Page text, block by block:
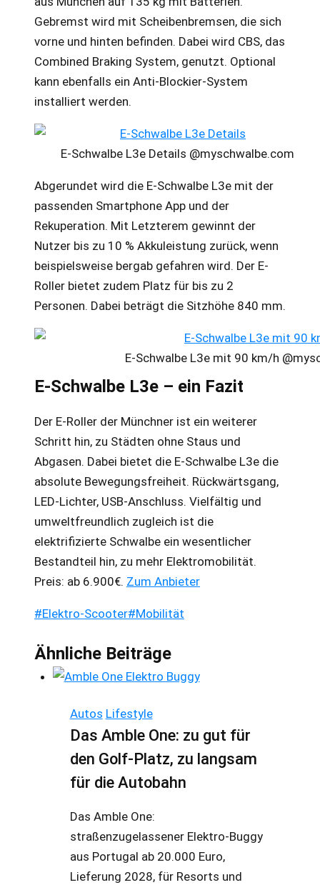
Gebremst wird mit Scheibenbremsen, die sich
vorne und hinten befinden. Dabei wird CBS, das
Combined Braking System, genutzt. Optional
kann ebenfalls ein Anti-Blockier-System
installiert werden.
E-Schwalbe L3e Details @myschwalbe.com
Abgerundet wird die E-Schwalbe L3e mit der
passenden Smartphone App und der
Rekuperation. Mit Letzterem gewinnt der
Nutzer bis zu 10 % Akkuleistung zurück, wenn
beispielsweise bergab gefahren wird. Der E-
Roller bietet zudem Platz für bis zu 2
Personen. Dabei beträgt die Sitzhöhe 840 mm.
E-Schwalbe L3e mit 90 km/h
E-Schwalbe L3e – ein Fazit
Der E-Roller der Münchner ist ein weiterer
Schritt hin, zu Städten ohne Staus und
Abgasen. Dabei bietet die E-Schwalbe L3e die
absolute Bewegungsfreiheit. Rückwärtsgang,
LED-Lichter, USB-Anschluss. Vielfältig und
umweltfreundlich zugleich ist die
elektrifizierte Schwalbe ein wesentlicher
Bestandteil hin, zu mehr Elektromobilität.
Preis: ab 6.900€. Zum Anbieter
Schlagworte:
#Elektro-Scooter#Mobilität
Ähnliche Beiträge
Autos Lifestyle
Das Amble One: zu gut für
den Golf-Platz, zu langsam
für die Autobahn
Das Amble One:
straßenzugelassener Elektro-Buggy
aus Portugal ab 20.000 Euro,
Lieferung 2028, für Resorts und